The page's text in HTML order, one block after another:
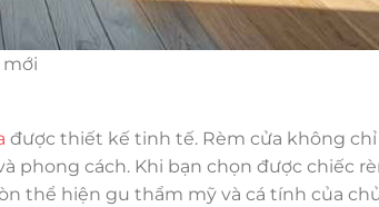
được thiết kế tinh tế. Rèm cửa không
phong cách. Khi bạn chọn được chiếc
thể hiện gu thẩm mỹ và cá tính của